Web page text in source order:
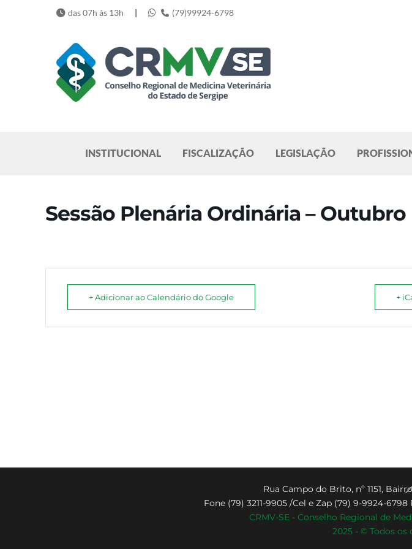
das 07h às 13h | (79)99924-6798
INSTITUCIONAL FISCALIZAÇÃO LEGISLAÇÃO
Sessão Plenária Ordinária – Outubro
+ Adicionar ao Calendário do Google +
Rua Campo do Brito, nº 1151,
Fone (79) 3211-9905 /Cel e Zap (79) 9-9924-
CRMV-SE - Conselho Regional de
2025 - © Todos os